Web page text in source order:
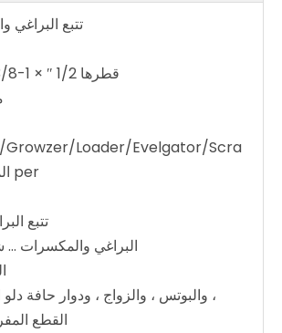
تتبع
قطرها 1/2 ″ × 1-3/8 ″ ، M10-M30
Loader/Evelgator/Scra
per المحلي والخارجية
تتبع
البراغي والمكسرات
، والبوتس ، والزواج ، ودوار حافة
القطع